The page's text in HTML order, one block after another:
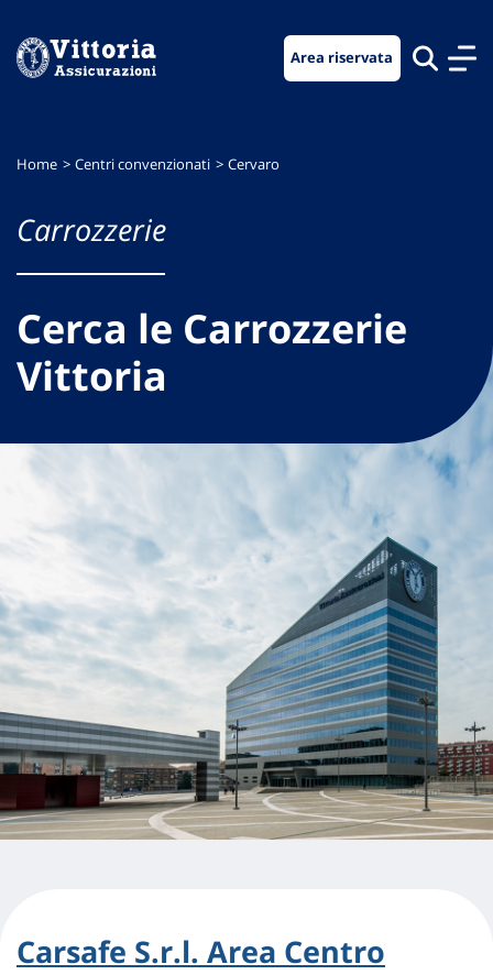
menu
contenuto
footer
Area riservata
Home Centri convenzionati Cervaro
Carrozzerie
Cerca le Carrozzerie
Vittoria
Carsafe S.r.l. Area Centro